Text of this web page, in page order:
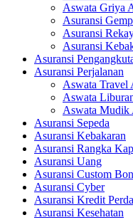
Aswata Griya
Asuransi
Asuransi
Asuransi
Asuransi
Asuransi Perjalanan
Aswata Travel
Aswata
Aswata Mudik
Asuransi Sepeda
Asuransi Kebakaran
Asuransi Rangka
Asuransi Uang
Asuransi Custom
Asuransi Cyber
Asuransi Kredit
Asuransi Kesehatan